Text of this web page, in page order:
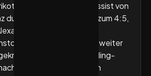
kamen nach tollem Assist von
durch Alexander Schulze zum 4:5,
Schulze im
traf und Niko Blaauw weiter
von einem Tim-Wieling-
25 Minuten gelang den